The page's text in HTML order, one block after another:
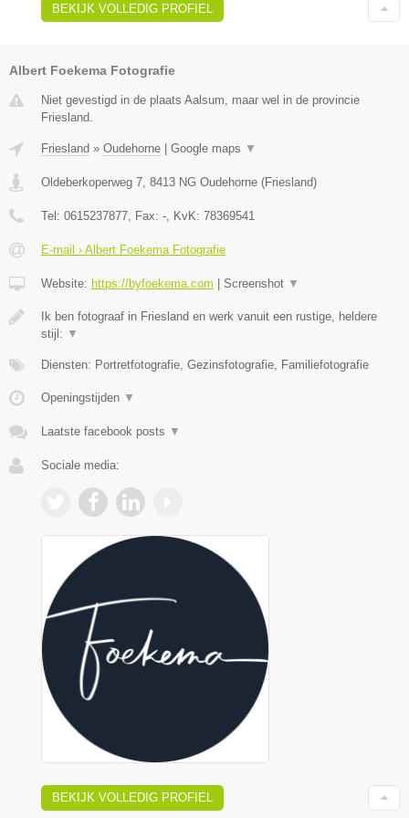
BEKIJK VOLLEDIG PROFIEL
Albert Foekema Fotografie
Niet gevestigd in de plaats Aalsum, maar wel in de provincie
Friesland.
Friesland » Oudehorne | Google maps ▼
Oldeberkoperweg 7 8413 NG Oudehorne (Friesland)
Tel: 0615237877 , Fax: - , KvK: 78369541
E-mail › Albert Foekema Fotografie
Website: https://byfoekema.com | Screenshot ▼
Ik ben fotograaf in Friesland en werk vanuit een rustige, heldere
stijl: ▼
Diensten: Portretfotografie, Gezinsfotografie, Familiefotografie
Openingstijden ▼
Laatste facebook posts ▼
Sociale media:
BEKIJK VOLLEDIG PROFIEL